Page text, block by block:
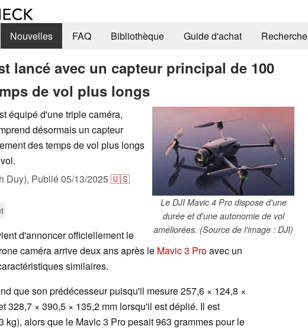
Nouvelles FAQ Bibliothèque Guide d'achat Recherche
lancé avec un capteur principal de 100
de vol plus longs
Le DJI Mavic 4 Pro dispose d'une
durée et d'une autonomie de vol
améliorées. (Source de l'image : DJI)
équipé d'une triple caméra,
désormais un capteur
des temps de vol plus longs
Duy), Publié05/13/2025🇺🇸
d'annoncer officiellement le
caméra arrive deux ans après le Mavic 3 Proavec un
similaires.
que son prédécesseur puisqu'il mesure 257,6 × 124,8 ×
328,7 × 390,5 × 135,2 mm lorsqu'il est déplié. Il est
kg), alors que le Mavic 3 Pro pesait 963 grammes pour le